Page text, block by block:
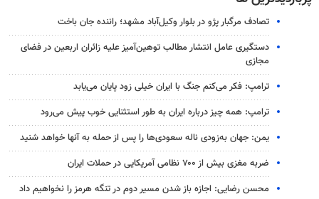
تصادف مرگبار پژو در بلوار وکیل‌آباد مشهد؛ راننده جان باخت
دستگیری عامل انتشار مطالب توهین‌آمیز علیه زائران اربعین در فضای
مجازی
ترامپ: فکر می‌کنم جنگ با ایران خیلی زود پایان می‌یابد
ترامپ: همه چیز درباره ایران به طور استثنایی خوب پیش می‌رود
یمن: جهان به‌زودی ناله سعودی‌ها را پس از حمله به آنها خواهد شنید
ضربه مغزی بیش از ۷۰۰ نظامی آمریکایی در حملات ایران
محسن رضایی: اجازه باز شدن مسیر دوم در تنگه هرمز را نخواهیم داد